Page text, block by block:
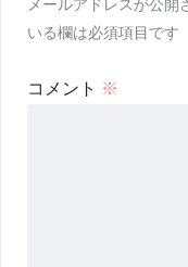
メールアドレスが公開
いる欄は必須項目です
コメント ※